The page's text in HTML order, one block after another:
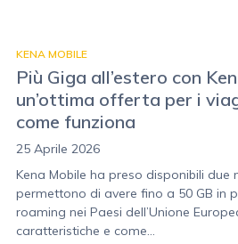
KENA MOBILE
Più Giga all’estero con
un’ottima offerta per i
come funziona
25 Aprile 2026
Kena Mobile ha preso disponibili due
permettono di avere fino a 50 GB in
roaming nei Paesi dell’Unione
caratteristiche e come...